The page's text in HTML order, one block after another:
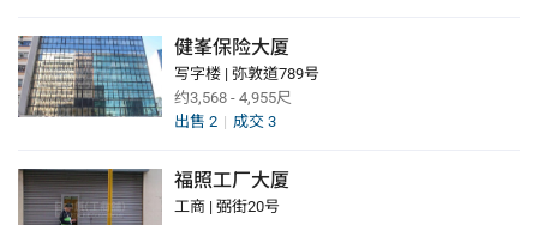
健峯保险大厦
写字楼 | 弥敦道789号
约3,568 - 4,955尺
出售 2 成交 3
福照工厂大厦
工商 | 弼街20号